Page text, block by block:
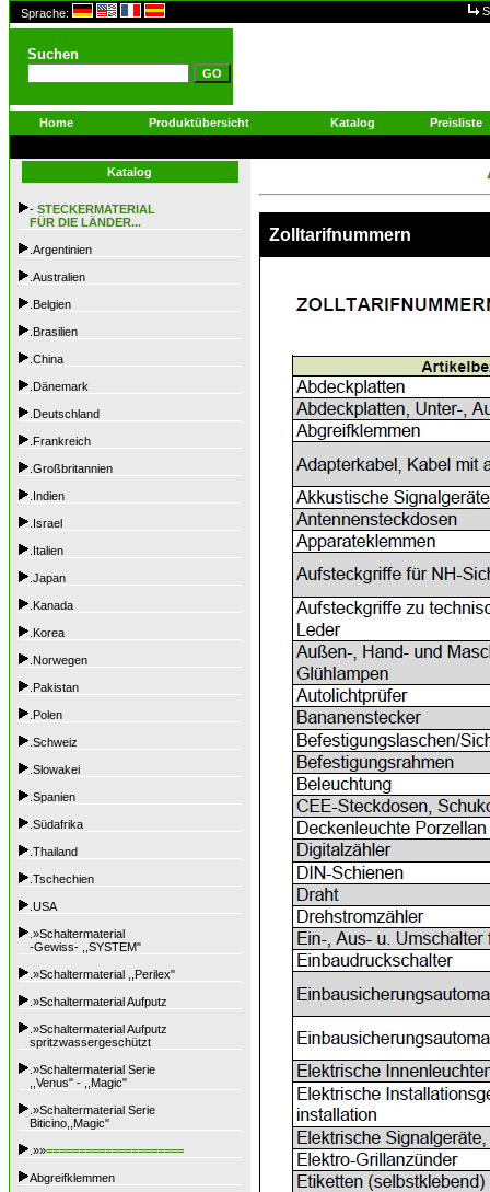
Sprache:
Suchen
Home Produktübersicht Katalog Preisliste
Katalog
- STECKERMATERIAL
FÜR DIE LÄNDER...
.Argentinien
.Australien
.Belgien
.Brasilien
.China
.Dänemark
.Deutschland
.Frankreich
.Großbritannien
.Indien
.Israel
.Italien
.Japan
.Kanada
.Korea
.Norwegen
.Pakistan
.Polen
.Schweiz
.Slowakei
.Spanien
.Südafrika
.Thailand
.Tschechien
.USA
.»Schaltermaterial
-Gewiss- ,,SYSTEM"
.»Schaltermaterial ,,Perilex"
.»Schaltermaterial Aufputz
.»Schaltermaterial Aufputz
spritzwassergeschützt
.»Schaltermaterial Serie
,,Venus" - ,,Magic"
.»Schaltermaterial Serie
Biticino,,Magic"
.»»=====================
Abgreifklemmen
Zolltarifnummern